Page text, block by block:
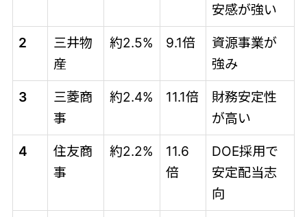
安感が強い
2
三井物
産
約2.5% 9.1倍
資源事業が
強み
3
三菱商
事
約2.4% 11.1倍
財務安定性
が高い
4
住友商
事
約2.2%
11.6
倍
DOE採用で
安定配当志
向